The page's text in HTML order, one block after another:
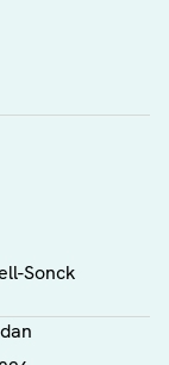
Sonck